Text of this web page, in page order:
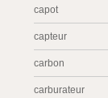
capot
capteur
carbon
carburateur